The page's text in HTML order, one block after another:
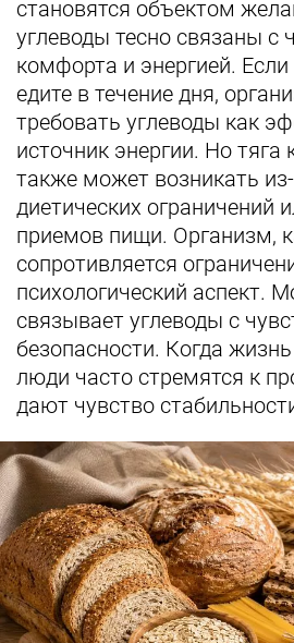
становятся объектом
углеводы тесно связаны с
комфорта и энергией.
едите в течение дня,
требовать углеводы как
источник энергии. Но тяга
также может возникать
диетических ограничений
приемов пищи. Организм,
сопротивляется
психологический аспект.
связывает углеводы с
безопасности. Когда
люди часто стремятся к
дают чувство